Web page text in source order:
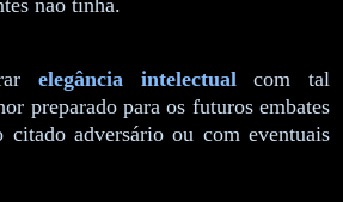
elegância intelectual com tal
preparado para os futuros embates
adversário ou com eventuais